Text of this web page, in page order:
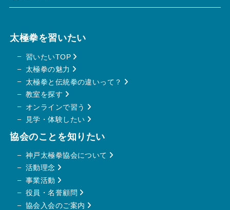
太極拳を習いたい
習いたいTOP
太極拳の魅力
太極拳と伝統拳の違いって？
教室を探す
オンラインで習う
見学・体験したい
協会のことを知りたい
神戸太極拳協会について
活動理念
事業活動
役員・名誉顧問
協会 入会のご案内